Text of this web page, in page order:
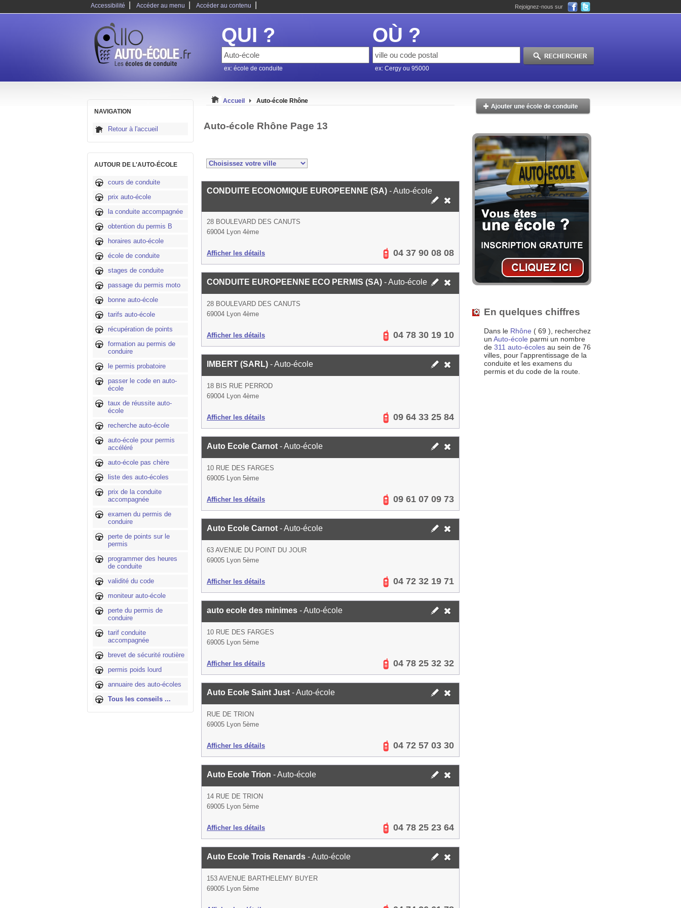
Accessibilité Accéder au menu Accéder au contenu Rejoignez-nous sur
QUI ?
ex: école de conduite
OÙ ?
ex: Cergy ou 95000
NAVIGATION
Retour à l'accueil
AUTOUR DE L'AUTO-ÉCOLE
cours de conduite
prix auto-école
la conduite accompagnée
obtention du permis B
horaires auto-école
école de conduite
stages de conduite
passage du permis moto
bonne auto-école
tarifs auto-école
récupération de points
formation au permis de
conduire
le permis probatoire
passer le code en auto-
école
taux de réussite auto-
école
recherche auto-école
auto-école pour permis
accéléré
auto-école pas chère
liste des auto-écoles
prix de la conduite
accompagnée
examen du permis de
conduire
perte de points sur le
permis
programmer des heures
de conduite
validité du code
moniteur auto-école
perte du permis de
conduire
tarif conduite
accompagnée
brevet de sécurité routière
permis poids lourd
annuaire des auto-écoles
Tous les conseils ...
Accueil Auto-école Rhône
Auto-école Rhône Page 13
CONDUITE ECONOMIQUE EUROPEENNE (SA) - Auto-école
28 BOULEVARD DES CANUTS
69004 Lyon 4ème
Afficher les détails 04 37 90 08 08
CONDUITE EUROPEENNE ECO PERMIS (SA) - Auto-école
28 BOULEVARD DES CANUTS
69004 Lyon 4ème
Afficher les détails 04 78 30 19 10
IMBERT (SARL) - Auto-école
18 BIS RUE PERROD
69004 Lyon 4ème
Afficher les détails 09 64 33 25 84
Auto Ecole Carnot - Auto-école
10 RUE DES FARGES
69005 Lyon 5ème
Afficher les détails 09 61 07 09 73
Auto Ecole Carnot - Auto-école
63 AVENUE DU POINT DU JOUR
69005 Lyon 5ème
Afficher les détails 04 72 32 19 71
auto ecole des minimes - Auto-école
10 RUE DES FARGES
69005 Lyon 5ème
Afficher les détails 04 78 25 32 32
Auto Ecole Saint Just - Auto-école
RUE DE TRION
69005 Lyon 5ème
Afficher les détails 04 72 57 03 30
Auto Ecole Trion - Auto-école
14 RUE DE TRION
69005 Lyon 5ème
Afficher les détails 04 78 25 23 64
Auto Ecole Trois Renards - Auto-école
153 AVENUE BARTHELEMY BUYER
69005 Lyon 5ème
En quelques chiffres
Dans le Rhône ( 69 ), recherchez
un Auto-école parmi un nombre
de 311 auto-écoles au sein de 76
villes, pour l'apprentissage de la
conduite et les examens du
permis et du code de la route.